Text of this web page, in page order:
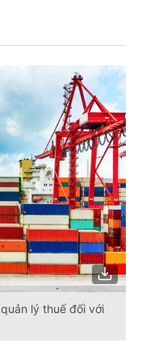
lý thuế đối với